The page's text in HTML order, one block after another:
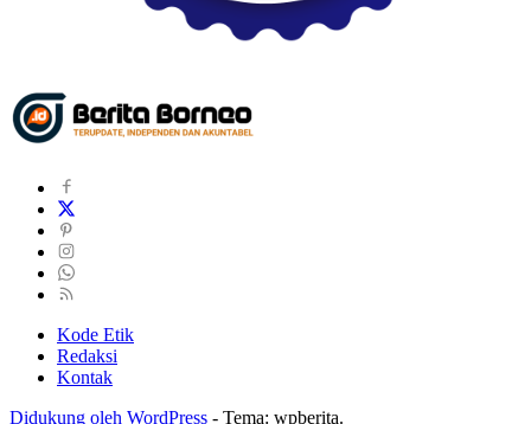
Kode Etik
Redaksi
Kontak
Didukung oleh WordPress - Tema: wpberita.